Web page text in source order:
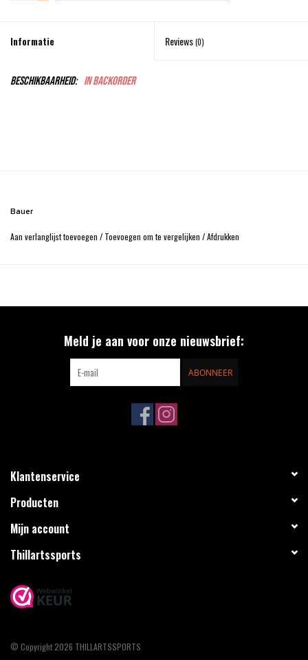
Informatie Reviews(0)
Beschikbaarheid: In backorder
Bauer
Aan verlanglijst toevoegen / Toevoegen om te vergelijken /Afdrukken
Meld je aan voor onze nieuwsbrief:
ABONNEER
Klantenservice
Producten
Mijn account
Thillartssports
© Copyright 2026 THILLARTSSPORTS